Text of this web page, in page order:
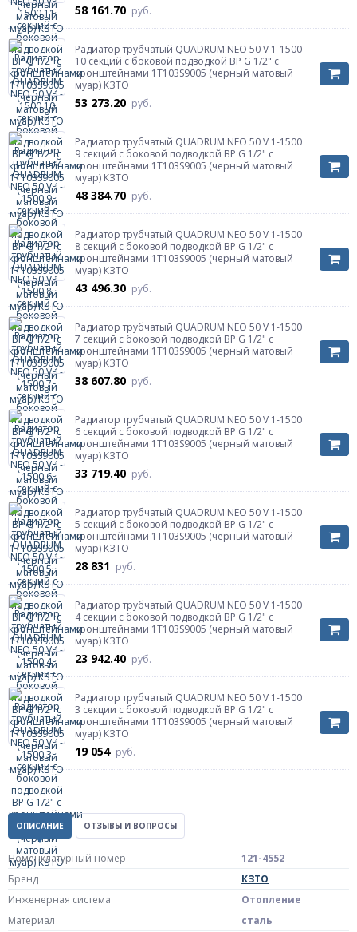
58 161.70 руб.
Радиатор трубчатый QUADRUM NEO 50 V 1-1500
10 секций с боковой подводкой ВР G 1/2" с
кронштейнами 1T103S9005 (черный матовый
муар) КЗТО
53 273.20 руб.
Радиатор трубчатый QUADRUM NEO 50 V 1-1500
9 секций с боковой подводкой ВР G 1/2" с
кронштейнами 1T103S9005 (черный матовый
муар) КЗТО
48 384.70 руб.
Радиатор трубчатый QUADRUM NEO 50 V 1-1500
8 секций с боковой подводкой ВР G 1/2" с
кронштейнами 1T103S9005 (черный матовый
муар) КЗТО
43 496.30 руб.
Радиатор трубчатый QUADRUM NEO 50 V 1-1500
7 секций с боковой подводкой ВР G 1/2" с
кронштейнами 1T103S9005 (черный матовый
муар) КЗТО
38 607.80 руб.
Радиатор трубчатый QUADRUM NEO 50 V 1-1500
6 секций с боковой подводкой ВР G 1/2" с
кронштейнами 1T103S9005 (черный матовый
муар) КЗТО
33 719.40 руб.
Радиатор трубчатый QUADRUM NEO 50 V 1-1500
5 секций с боковой подводкой ВР G 1/2" с
кронштейнами 1T103S9005 (черный матовый
муар) КЗТО
28 831 руб.
Радиатор трубчатый QUADRUM NEO 50 V 1-1500
4 секции с боковой подводкой ВР G 1/2" с
кронштейнами 1T103S9005 (черный матовый
муар) КЗТО
23 942.40 руб.
Радиатор трубчатый QUADRUM NEO 50 V 1-1500
3 секции с боковой подводкой ВР G 1/2" с
кронштейнами 1T103S9005 (черный матовый
муар) КЗТО
19 054 руб.
ОПИСАНИЕ ОТЗЫВЫ И ВОПРОСЫ
Номенклатурный номер
121-4552
Бренд
КЗТО
Инженерная система
Отопление
Материал
сталь